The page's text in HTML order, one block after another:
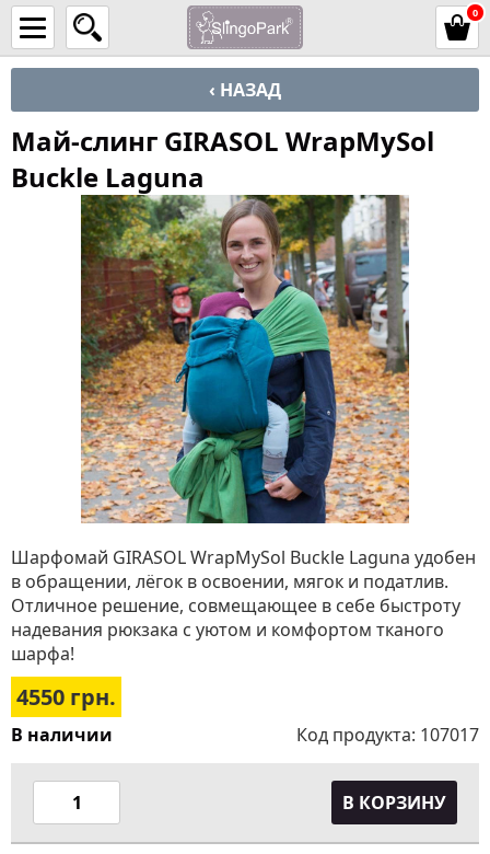
0
‹ НАЗАД
Май-слинг GIRASOL WrapMySol
Buckle Laguna
Шарфомай GIRASOL WrapMySol Buckle Laguna удобен
в обращении, лёгок в освоении, мягок и податлив.
Отличное решение, совмещающее в себе быстроту
надевания рюкзака с уютом и комфортом тканого
шарфа!
4550 грн.
В наличии Код продукта: 107017
В КОРЗИНУ